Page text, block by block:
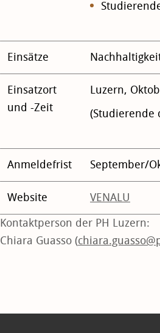
Einsätze
Einsatzort
und -Zeit
Luzern,
(Studierende
Anmeldefrist September/
Website
VENALU
Kontaktperson der PH Luzern:
Chiara Guasso (